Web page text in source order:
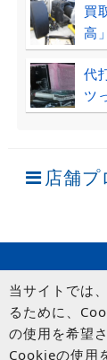
買
高」
代
ツ
店舗プ
当サイトでは
るために、
の使用を希望
Cookieの使用